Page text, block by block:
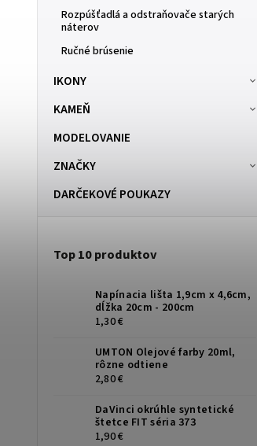
Rozpúšťadlá a odstraňovače starých
náterov
Ručné brúsenie
IKONY
KAMEŇ
MODELOVANIE
ZNAČKY
DARČEKOVÉ POUKAZY
Top 10 produktov
Napínacia lišta 1,9cm x 4,6cm,
dĺžka 20cm - 200cm
1,30 €
UMTON Olejové farby 20ml,
rôzne odtiene
2,80 €
DaVinci okrúhle syntetické
štetce FIT séria 373
1,90 €